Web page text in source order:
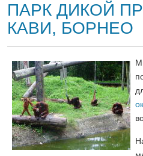
ПАРК ДИКОЙ
КАВИ, БОРНЕО